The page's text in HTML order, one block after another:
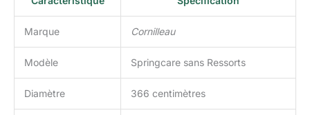
Marque Cornilleau
Modèle Springcare sans Ressorts
Diamètre 366 centimètres